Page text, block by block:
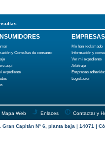
y Consultas de consumo
aquí
expediente
EMPRESAS
Me han reclamado
Información y
Ver mi expediente
Arbitraje
Empresas
Legislación
Mapa Web Enlaces Contactar y
Capitán Nº 6, planta baja | 14071 |